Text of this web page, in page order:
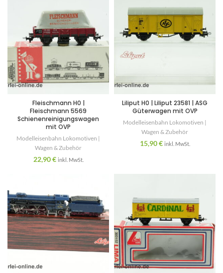
Fleischmann H0 |
Fleischmann 5569
Schienenreinigungswagen
mit OVP
Modelleisenbahn Lokomotiven |
Wagen & Zubehör
22,90€ inkl. MwSt.
Liliput H0 | Liliput 23581 | ASG
Güterwagen mit OVP
Modelleisenbahn Lokomotiven |
Wagen & Zubehör
15,90€ inkl. MwSt.